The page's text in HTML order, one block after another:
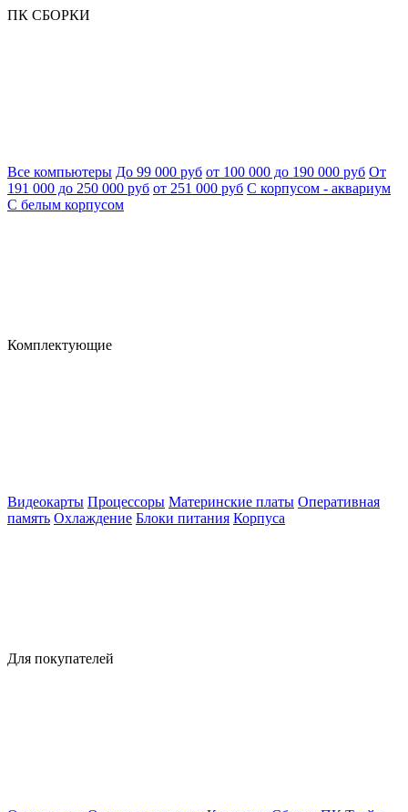
ПК СБОРКИ
Все компьютеры До 99 000 руб от 100 000 до 190 000 руб От
191 000 до 250 000 руб от 251 000 руб С корпусом - аквариум
С белым корпусом
Комплектующие
Видеокарты Процессоры Материнские платы Оперативная
память Охлаждение Блоки питания Корпуса
Для покупателей